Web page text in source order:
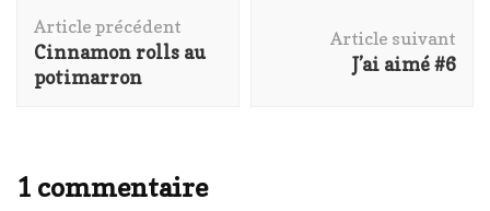
d'article
Article précédent
Cinnamon rolls au
potimarron
Article suivant
J’ai aimé #6
1 commentaire